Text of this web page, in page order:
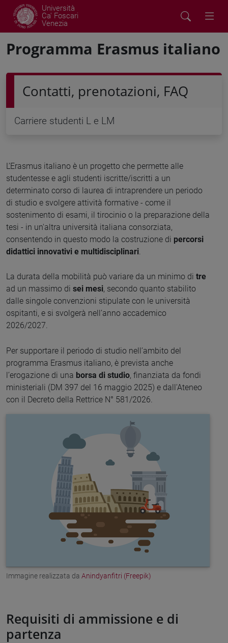
Università
Ca' Foscari
Venezia
Programma Erasmus italiano
Contatti, prenotazioni, FAQ
Carriere studenti L e LM
L’Erasmus italiano è un progetto che permette alle
studentesse e agli studenti iscritte/iscritti a un
determinato corso di laurea di intraprendere un periodo
di studio e svolgere attività formative - come il
sostenimento di esami, il tirocinio o la preparazione della
tesi - in un'altra università italiana consorziata,
consentendo in questo modo la costruzione di percorsi
didattici innovativi e multidisciplinari
La durata della mobilità può variare da un minimo di tre
ad un massimo di sei mesi, secondo quanto stabilito
dalle singole convenzioni stipulate con le università
ospitanti, e si svolgerà nell’anno accademico
2026/2027.
Per supportare il periodo di studio nell’ambito del
programma Erasmus italiano, è prevista anche
l’erogazione di una borsa di studio, finanziata da fondi
ministeriali (DM 397 del 16 maggio 2025) e dall'Ateneo
con il Decreto della Rettrice N° 581/2026.
Immagine realizzata da Anindyanfitri (Freepik)
Requisiti di ammissione e di
partenza